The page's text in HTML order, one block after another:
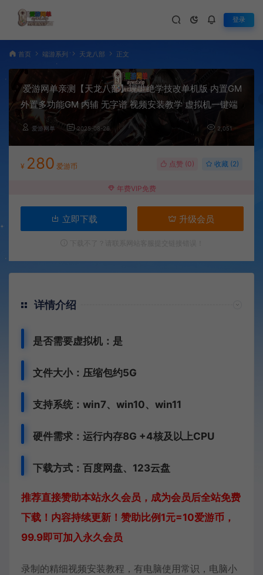
登录
首页 端游系列 天龙八部 正文
爱游网单亲测【天龙八部】现世绝学技改单机版 内置GM
外置多功能GM 内辅 无字谱 视频安装教学 虚拟机一键端
爱游网单 2025-08-26 2,051
¥ 280 爱游币 点赞 (0) 收藏 (2)
年费VIP免费
立即下载 升级会员
详情介绍
是否需要虚拟机：是
文件大小：压缩包约5G
支持系统：win7、win10、win11
硬件需求：运行内存8G +4核及以上CPU
下载方式： 百度网盘、 123云盘
推荐直接赞助本站永久会员，成为会员后全站免费
下载！内容持续更新！赞助比例1元=10爱游币，
99.9即可加入永久会员
录制的精细视频安装教程，有电脑使用常识，电脑小